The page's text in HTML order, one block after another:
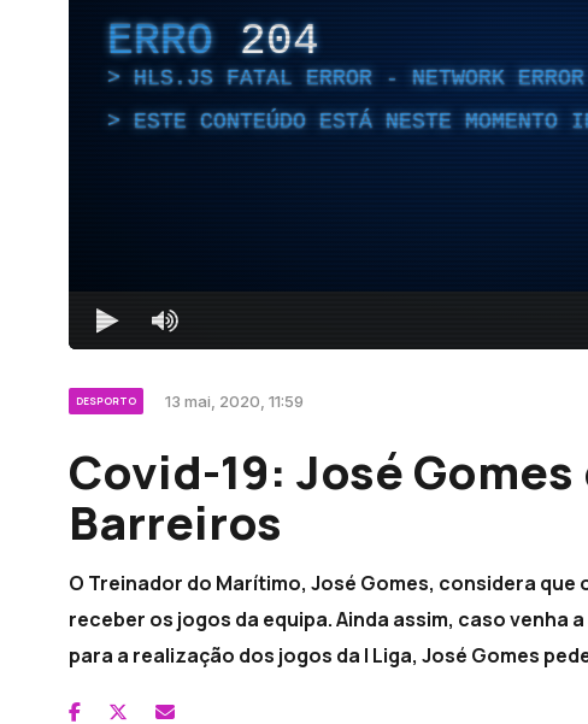
ERRO 204
HLS.JS FATAL ERROR - NETWORK ERROR
ESTE CONTEÚDO ESTÁ NESTE MOMENTO
DESPORTO 13 mai, 2020, 11:59
Covid-19: José
Barreiros
O Treinador do Marítimo, José Gomes, considera
receber os jogos da equipa. Ainda assim, caso
para a realização dos jogos da I Liga, José Gomes